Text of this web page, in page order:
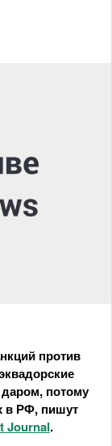
против
потому
в РФ, пишут
Journal.